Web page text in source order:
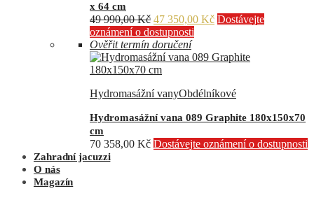
x 64 cm
49 990,00Kč Původní
cena
byla:
49
990,00 Kč.
47 350,00 KčAktuální
47
Dostávejte
oznámení o dostupnosti
Ověřit termín doručení
Hydromasážní vanyObdélníkové
Hydromasážní vana 089 Graphite 180x150x70
cm
70 358,00 Kč Dostávejte oznámení o dostupnosti
Zahradní jacuzzi
O nás
Magazín